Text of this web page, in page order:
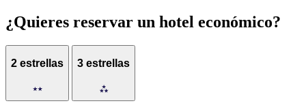
¿Quieres reservar un hotel económico?
2 estrellas 3 estrellas